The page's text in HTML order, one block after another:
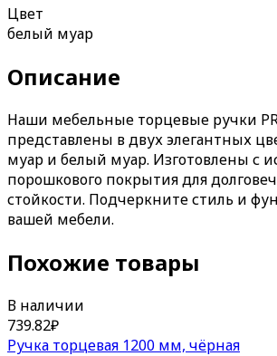
Цвет
белый муар
Описание
Наши мебельные торцевые ручки
представлены в двух элегантных
муар и белый муар. Изготовлены с
порошкового покрытия для
стойкости. Подчеркните стиль и
вашей мебели.
Похожие товары
В наличии
739.82₽
Ручка торцевая 1200 мм, чёрная